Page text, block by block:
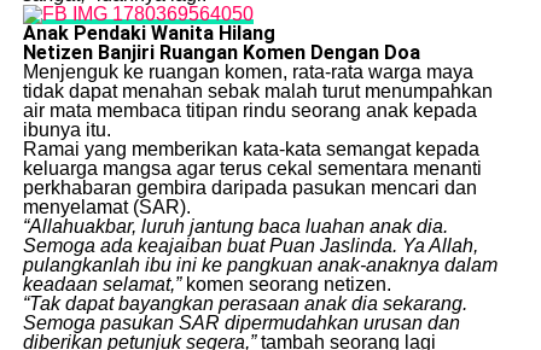
Anak Pendaki Wanita Hilang
Netizen Banjiri Ruangan Komen Dengan Doa
​Menjenguk ke ruangan komen, rata-rata warga maya
tidak dapat menahan sebak malah turut menumpahkan
air mata membaca titipan rindu seorang anak kepada
ibunya itu.
​Ramai yang memberikan kata-kata semangat kepada
keluarga mangsa agar terus cekal sementara menanti
perkhabaran gembira daripada pasukan mencari dan
menyelamat (SAR).
“Allahuakbar, luruh jantung baca luahan anak dia.
Semoga ada keajaiban buat Puan Jaslinda. Ya Allah,
pulangkanlah ibu ini ke pangkuan anak-anaknya dalam
keadaan selamat,”komen seorang netizen.
“Tak dapat bayangkan perasaan anak dia sekarang.
Semoga pasukan SAR dipermudahkan urusan dan
diberikan petunjuk segera,”tambah seorang lagi